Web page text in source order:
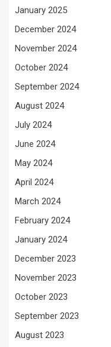
January 2025
December 2024
November 2024
October 2024
September 2024
August 2024
July 2024
June 2024
May 2024
April 2024
March 2024
February 2024
January 2024
December 2023
November 2023
October 2023
September 2023
August 2023